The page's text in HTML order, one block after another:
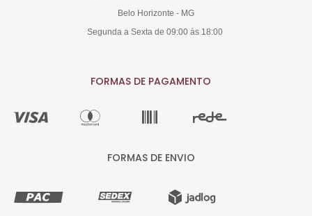
Belo Horizonte - MG
Segunda a Sexta de 09:00 ás 18:00
FORMAS DE PAGAMENTO
FORMAS DE ENVIO